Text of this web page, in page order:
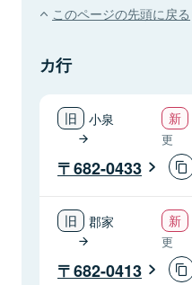
このページの先頭に戻る
カ行
小泉
更
682-0433
郡家
更
682-0413